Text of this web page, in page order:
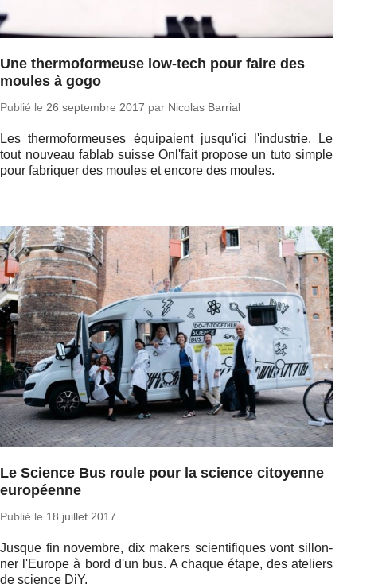
Une thermoformeuse low-tech pour faire des
moules à gogo
Publié le26 sep­tembre 2017 par Nicolas Barrial
Les ther­mo­for­meuses équi­paient jus­qu'ici l'in­dus­trie. Le
tout nouveau fablab suisse Onl'fait propose un tuto simple
pour fa­bri­quer des moules et encore des moules.
Le Science Bus roule pour la science citoyenne
européenne
Publié le 18 juillet 2017
Jusque fin no­vembre, dix makers scien­ti­fiques vont sillon­
ner l'Eu­rope à bord d'un bus. A chaque étape, des ate­liers
de science DiY.